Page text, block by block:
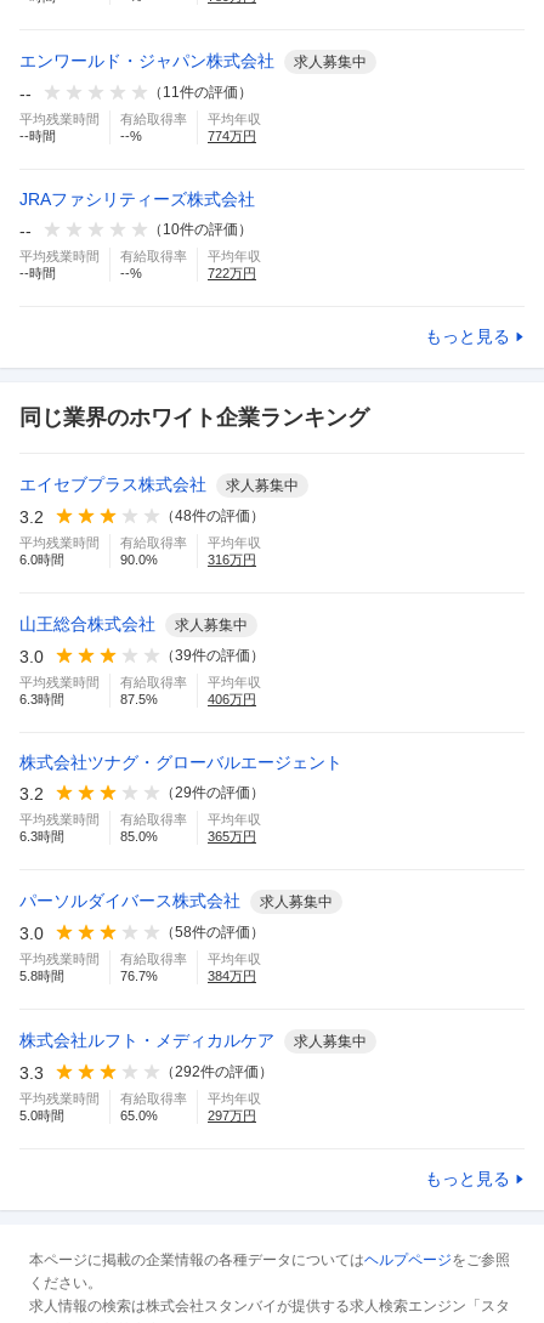
エンワールド・ジャパン株式会社 求人募集中
-- （ 11件の評価）
平均残業時間
--時間
有給取得率
--%
平均年収
774万円
JRAファシリティーズ株式会社
--
（ 10件の評価）
平均残業時間
--時間
有給取得率
--%
平均年収
722万円
もっと見る
同じ業界のホワイト企業ランキング
エイセブプラス株式会社 求人募集中
3.2 （48件の評価）
平均残業時間
6.0時間
有給取得率
90.0%
平均年収
316万円
山王総合株式会社 求人募集中
3.0 （39件の評価）
平均残業時間
6.3時間
有給取得率
87.5%
平均年収
406万円
株式会社ツナグ・グローバルエージェント
3.2
（29件の評価）
平均残業時間
6.3時間
有給取得率
85.0%
平均年収
365万円
パーソルダイバース株式会社 求人募集中
3.0 （58件の評価）
平均残業時間
5.8時間
有給取得率
76.7%
平均年収
384万円
株式会社ルフト・メディカルケア 求人募集中
3.3 （292件の評価）
平均残業時間
5.0時間
有給取得率
65.0%
平均年収
297万円
もっと見る
本ページに掲載の企業情報の各種データについてはヘルプページをご参照
ください。
求人情報の検索は株式会社スタンバイが提供する求人検索エンジン「スタ